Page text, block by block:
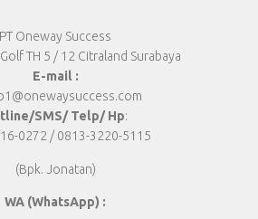
PT Oneway Success
TH 5 / 12 Citraland Surabaya
E-mail :
SMS/ Telp/ Hp:
0272 / 0813-3220-5115
(Bpk. Jonatan)
WA (WhatsApp) :